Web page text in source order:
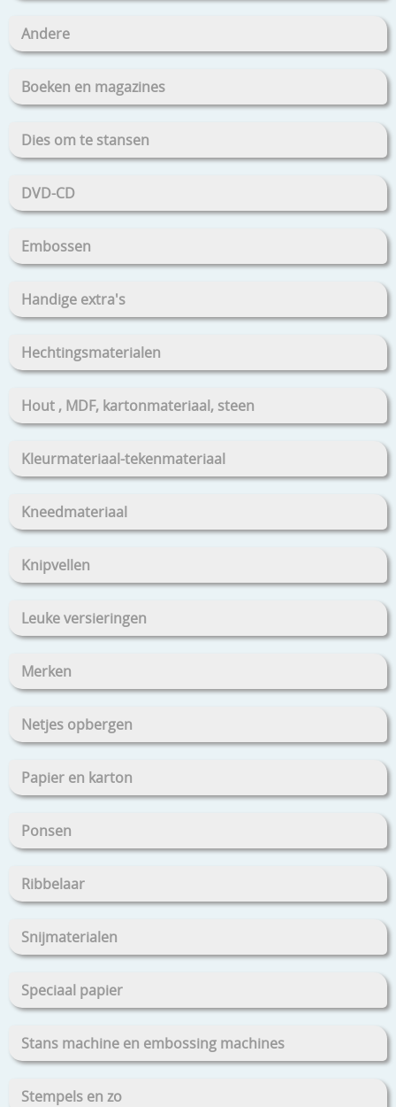
Andere
Boeken en magazines
Dies om te stansen
DVD-CD
Embossen
Handige extra's
Hechtingsmaterialen
Hout , MDF, kartonmateriaal, steen
Kleurmateriaal-tekenmateriaal
Kneedmateriaal
Knipvellen
Leuke versieringen
Merken
Netjes opbergen
Papier en karton
Ponsen
Ribbelaar
Snijmaterialen
Speciaal papier
Stans machine en embossing machines
Stempels en zo